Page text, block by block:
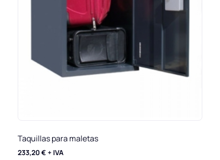
Taquillas para maletas
233,20€ + IVA